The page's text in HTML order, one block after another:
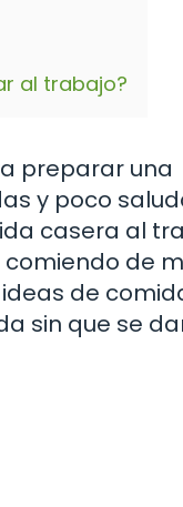
al trabajo?
preparar una
y poco
casera al
de
de
sin que se